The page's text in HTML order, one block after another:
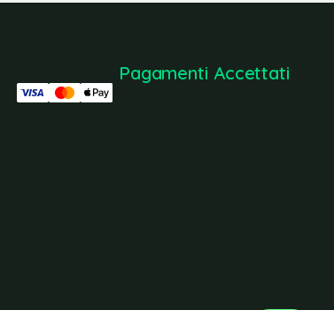
Pagamenti Accettati